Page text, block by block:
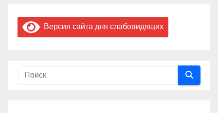
Версия сайта для слабовидящих